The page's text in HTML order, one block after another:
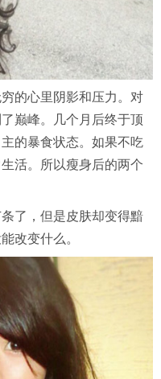
的心里阴影和压力。对
巅峰。几个月后终于顶
的暴食状态。如果不吃
活。所以瘦身后的两个
了，但是皮肤却变得黯
改变什么。